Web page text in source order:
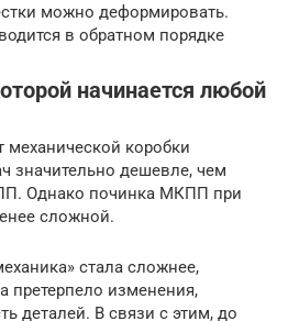
можно деформировать.
в обратном порядке
начинается любой
механической коробки
значительно дешевле, чем
Однако починка МКПП при
сложной.
стала сложнее,
претерпело изменения,
деталей. В связи с этим, до